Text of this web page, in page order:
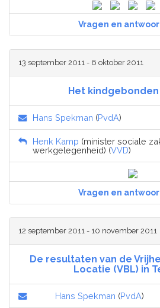
Vragen en
13 september 2011 - 6 oktober 2011
Het
Hans Spekman (PvdA)
Henk Kamp (minister sociale
werkgelegenheid) (VVD)
Vragen en
12 september 2011 - 10 november 2011
De resultaten van de
Locatie (VBL) in
Hans Spekman (PvdA)